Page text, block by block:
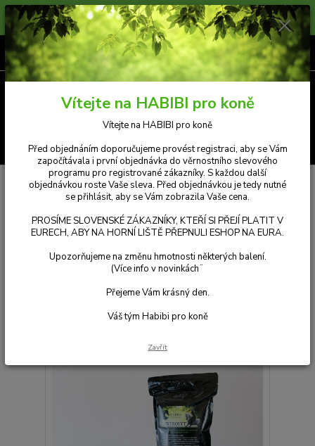
Prosíme zákazníky, kteří si přejí platit v Eurech, aby na horní liště přepnuli
měnu e-shopu na eura. Příjemný nákup.
CZK
Hledat
0ks
zaKč 0,00
Habibi ELEKTROLYT
Habibi ELEKTROLYT
Vítejte na HABIBI pro koně
Vítejte na HABIBI pro koně
Před objednáním doporučujeme provést registraci, aby se Vám
započítávala i první objednávka do věrnostního slevového
programu pro registrované zákazníky. S každou další
objednávkou roste Vaše sleva. Před objednávkou je tedy nutné
se přihlásit, aby se Vám zobrazila Vaše cena.
PROSÍME SLOVENSKÉ ZÁKAZNÍKY, KTEŘÍ SI PŘEJÍ PLATIT V
EURECH, ABY NA HORNÍ LIŠTĚ PŘEPNULI ESHOP NA EURA.
Upozorňujeme na změnu hmotnosti některých balení.
(Více info v novinkách¨
Přejeme Vám krásný den.
Váš tým Habibi pro koně
Zavřít